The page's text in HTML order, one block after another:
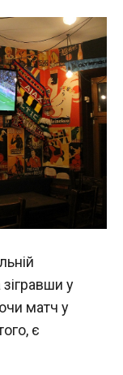
у
матч у
є